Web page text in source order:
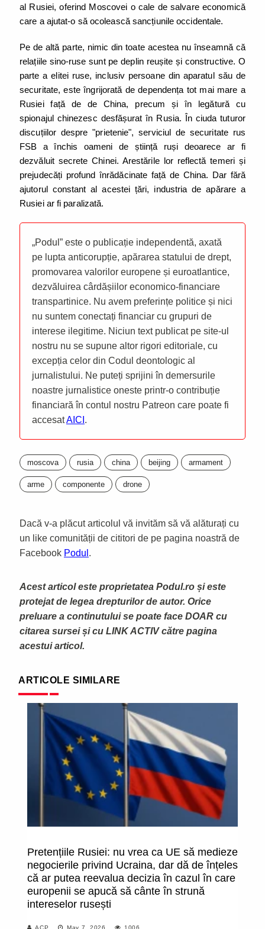
al Rusiei, oferind Moscovei o cale de salvare economică
care a ajutat-o ​​să ocolească sancțiunile occidentale.
Pe de altă parte, nimic din toate acestea nu înseamnă că
relațiile sino-ruse sunt pe deplin reușite și constructive. O
parte a elitei ruse, inclusiv persoane din aparatul său de
securitate, este îngrijorată de dependența tot mai mare a
Rusiei față de de China, precum și în legătură cu
spionajul chinezesc desfășurat în Rusia. În ciuda tuturor
discuțiilor despre "prietenie", serviciul de securitate rus
FSB a închis oameni de știință ruși deoarece ar fi
dezvăluit secrete Chinei. Arestările lor reflectă temeri și
prejudecăți profund înrădăcinate față de China. Dar fără
ajutorul constant al acestei țări, industria de apărare a
Rusiei ar fi paralizată.
„Podul” este o publicație independentă, axată
pe lupta anticorupție, apărarea statului de drept,
promovarea valorilor europene și euroatlantice,
dezvăluirea cârdășiilor economico-financiare
transpartinice. Nu avem preferințe politice și nici
nu suntem conectați financiar cu grupuri de
interese ilegitime. Niciun text publicat pe site-ul
nostru nu se supune altor rigori editoriale, cu
excepția celor din Codul deontologic al
jurnalistului. Ne puteți sprijini în demersurile
noastre jurnalistice oneste printr-o contribuție
financiară în contul nostru Patreon care poate fi
accesatAICI .
moscova rusia china beijing armament
arme componente drone
Dacă v-a plăcut articolul vă invităm să vă alăturați cu
un like comunității de cititori de pe pagina noastră de
Facebook Podul .
Acest articol este proprietatea Podul.ro și este
protejat de legea drepturilor de autor. Orice
preluare a continutului se poate face DOAR cu
citarea sursei și cu LINK ACTIV către pagina
acestui articol.
ARTICOLE SIMILARE
Pretențiile Rusiei: nu vrea ca UE să medieze
negocierile privind Ucraina, dar dă de înțeles
că ar putea reevalua decizia în cazul în care
europenii se apucă să cânte în strună
intereselor rusești